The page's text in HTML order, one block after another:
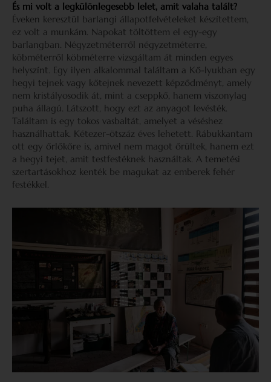
És mi volt a legkülönlegesebb lelet, amit valaha talált?
Éveken keresztül barlangi állapotfelvételeket készítettem,
ez volt a munkám. Napokat töltöttem el egy-egy
barlangban. Négyzetméterről négyzetméterre,
köbméterről köbméterre vizsgáltam át minden egyes
helyszínt. Egy ilyen alkalommal találtam a Kő-lyukban egy
hegyi tejnek vagy kőtejnek nevezett képződményt, amely
nem kristályosodik át, mint a cseppkő, hanem viszonylag
puha állagú. Látszott, hogy ezt az anyagot levésték.
Találtam is egy tokos vasbaltát, amelyet a véséshez
használhattak. Kétezer-ötszáz éves lehetett. Rábukkantam
ott egy őrlőkőre is, amivel nem magot őrültek, hanem ezt
a hegyi tejet, amit testfestéknek használtak. A temetési
szertartásokhoz kenték be magukat az emberek fehér
festékkel.